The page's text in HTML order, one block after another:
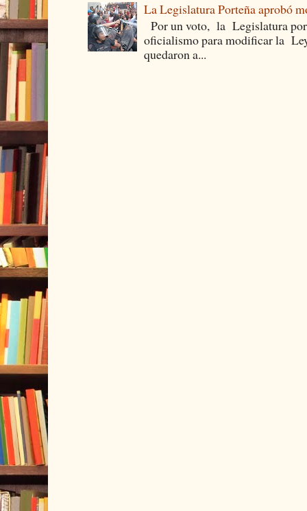
La Legislatura Porteña aprobó
Por un voto, la Legislatura
oficialismo para modificar la
quedaron a...